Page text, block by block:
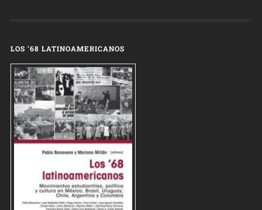
LOS ’68 LATINOAMERICANOS